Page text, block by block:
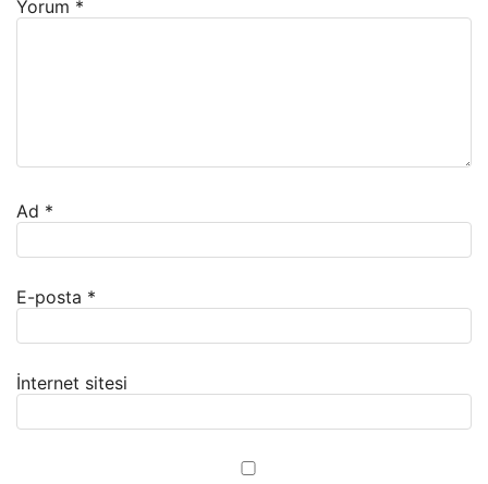
Yorum *
Ad *
E-posta *
İnternet sitesi